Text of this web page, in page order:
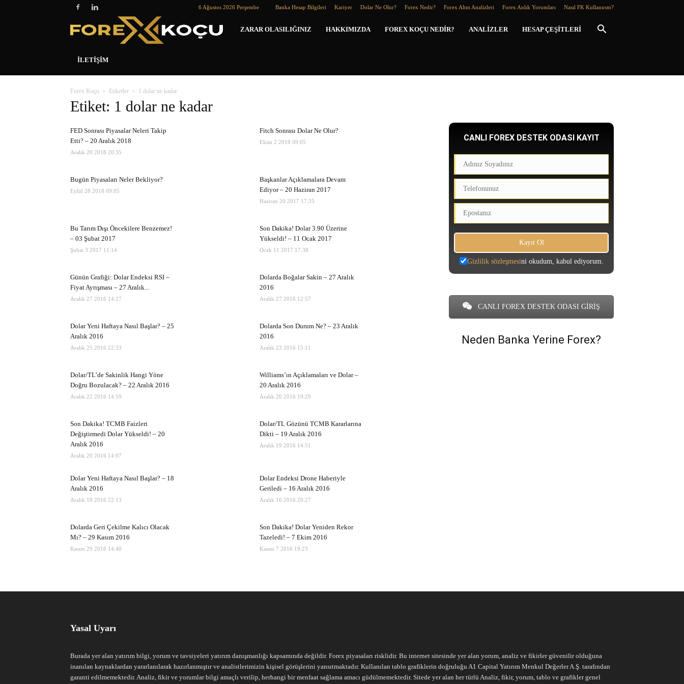
6 Ağustos 2026 Perşembe Banka Hesap Bilgileri Kariyer Dolar Ne Olur? Forex Nedir? Forex Altın Analizleri Forex Anlık Yorumları Nasıl FK Kullanırım?
Forex
ZARAR OLASILIĞINIZ HAKKIMIZDA FOREX KOÇU NEDIR? ANALIZLER HESAP ÇEŞITLERI
İLETIŞIM
Forex Koçu Etiketler 1 dolar ne kadar
Etiket: 1 dolar ne kadar
FED Sonrası Piyasalar Neleri Takip
Etti? – 20 Aralık 2018
Aralık 20 2018 20:35
Fitch Sonrası Dolar Ne Olur?
Ekim 2 2018 09:05
Bugün Piyasaları Neler Bekliyor?
Eylül 28 2018 09:05
Başkanlar Açıklamalara Devam
Ediyor – 20 Haziran 2017
Haziran 20 2017 17:35
Bu Tarım Dışı Öncekilere Benzemez!
– 03 Şubat 2017
Şubat 3 2017 11:14
Son Dakika! Dolar 3.90 Üzerine
Yükseldi! – 11 Ocak 2017
Ocak 11 2017 17:38
Günün Grafiği: Dolar Endeksi RSI –
Fiyat Ayrışması – 27 Aralık...
Aralık 27 2016 14:27
Dolarda Boğalar Sakin – 27 Aralık
2016
Aralık 27 2016 12:57
Dolar Yeni Haftaya Nasıl Başlar? – 25
Aralık 2016
Aralık 25 2016 22:33
Dolarda Son Durum Ne? – 23 Aralık
2016
Aralık 23 2016 15:11
Dolar/TL’de Sakinlik Hangi Yöne
Doğru Bozulacak? – 22 Aralık 2016
Aralık 22 2016 14:59
Williams’ın Açıklamaları ve Dolar –
20 Aralık 2016
Aralık 20 2016 19:29
Son Dakika! TCMB Faizleri
Değiştirmedi Dolar Yükseldi! – 20
Aralık 2016
Aralık 20 2016 14:07
Dolar/TL Gözünü TCMB Kararlarına
Dikti – 19 Aralık 2016
Aralık 19 2016 14:51
Dolar Yeni Haftaya Nasıl Başlar? – 18
Aralık 2016
Aralık 18 2016 22:13
Dolar Endeksi Drone Haberiyle
Geriledi – 16 Aralık 2016
Aralık 16 2016 20:27
Dolarda Geri Çekilme Kalıcı Olacak
Mı? – 29 Kasım 2016
Kasım 29 2016 14:40
Son Dakika! Dolar Yeniden Rekor
Tazeledi! – 7 Ekim 2016
Kasım 7 2016 19:23
CANLI FOREX DESTEK ODASI KAYIT
Gizlilik sözleşmesini okudum, kabul ediyorum.
CANLI FOREX DESTEK ODASI GİRİŞ
Neden Banka Yerine Forex?
Yasal Uyarı
Burada yer alan yatırım bilgi, yorum ve tavsiyeleri yatırım danışmanlığı kapsamında değildir. Forex piyasaları risklidir. Bu internet sitesinde yer alan yorum, analiz ve fikirler güvenilir olduğuna
inanılan kaynaklardan yararlanılarak hazırlanmıştır ve analistlerimizin kişisel görüşlerini yansıtmaktadır. Kullanılan tablo grafiklerin doğruluğu A1 Capital Yatırım Menkul Değerler A.Ş. tarafından
garanti edilmemektedir. Analiz, fikir ve yorumlar bilgi amaçlı verilip, herhangi bir menfaat sağlama amacı güdülmemektedir. Sitede yer alan her türlü Analiz, fikir, yorum, tablo ve grafikler genel